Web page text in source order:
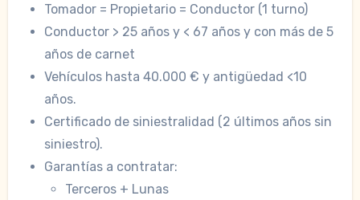
Tomador = Propietario = Conductor (1 turno)
Conductor > 25 años y < 67 años y con más de 5
años de carnet
Vehículos hasta 40.000 € y antigüedad <10
años.
Certificado de siniestralidad (2 últimos años sin
siniestro).
Garantías a contratar:
Terceros + Lunas